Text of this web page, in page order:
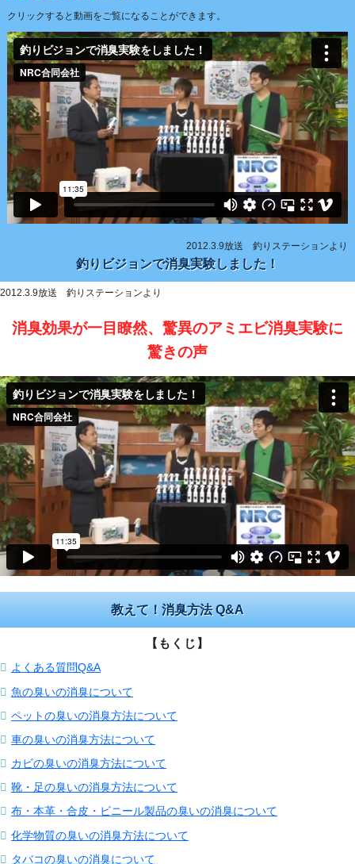
クリックすると動画をご覧になることができます。
2012.3.9放送 釣りステーションより
釣りビジョンで消臭実験しました！
2012.3.9放送 釣りステーションより
消臭効果が一目瞭然、驚異のアミエビ消臭実験に
驚きの声
教えて！消臭方法 Q&A
【もくじ】
よくある質問Q&A
魚の臭いの消臭について
ペットの臭いの消臭方法について
車の臭いの消臭方法について
カビの臭いの消臭方法について
靴・足の臭いの消臭方法について
布・本革・合皮・ビニール製品の臭いの消臭について
化学物質の臭いの消臭方法について
タバコの臭いの消臭について